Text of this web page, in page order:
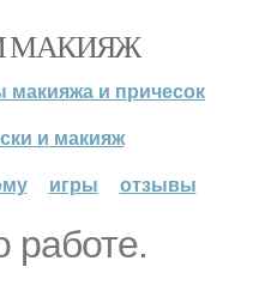
МАКИЯЖ
макияжа и причесок
и макияж
игры отзывы
работе.